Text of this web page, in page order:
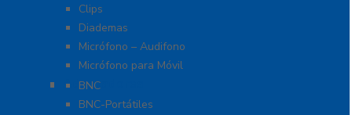
Clips
Diademas
Micrófono – Audifono
Micrófono para Móvil
Adaptadores
BNC
BNC-Portátiles